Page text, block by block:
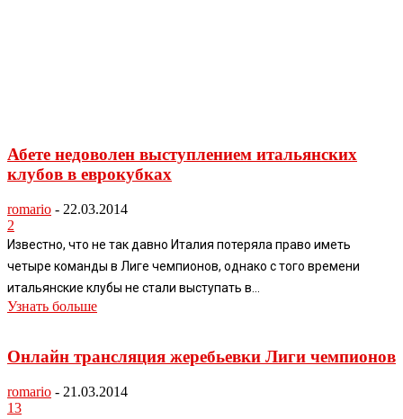
Абете недоволен выступлением итальянских
клубов в еврокубках
romario - 22.03.2014
2
Известно, что не так давно Италия потеряла право иметь
четыре команды в Лиге чемпионов, однако с того времени
итальянские клубы не стали выступать в...
Узнать больше
Онлайн трансляция жеребьевки Лиги чемпионов
romario - 21.03.2014
13